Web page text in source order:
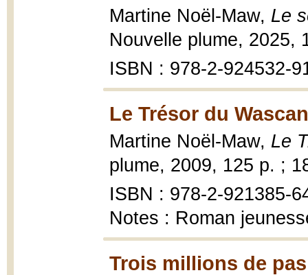
Martine Noël-Maw, Le
Nouvelle plume, 2025,
ISBN : 978-2-924532-
Le Trésor du
Martine Noël-Maw, Le
plume, 2009, 125 p. ;
ISBN : 978-2-921385-
Notes : Roman
Trois millions de